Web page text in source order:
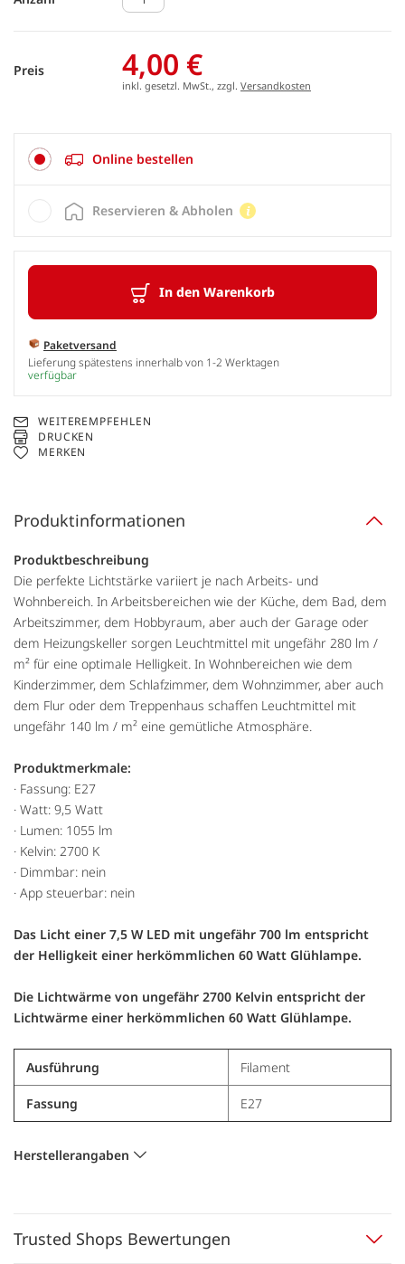
Preis 4,00 €
inkl. gesetzl. MwSt., zzgl. Versandkosten
Online bestellen
In den Warenkorb
Paketversand
Lieferung spätestens innerhalb von 1-2 Werktagen
verfügbar
Reservieren & Abholen
WEITEREMPFEHLEN
DRUCKEN
MERKEN
Produktinformationen
Produktbeschreibung
Die perfekte Lichtstärke variiert je nach Arbeits- und
Wohnbereich. In Arbeitsbereichen wie der Küche, dem Bad, dem
Arbeitszimmer, dem Hobbyraum, aber auch der Garage oder
dem Heizungskeller sorgen Leuchtmittel mit ungefähr 280 lm /
m² für eine optimale Helligkeit. In Wohnbereichen wie dem
Kinderzimmer, dem Schlafzimmer, dem Wohnzimmer, aber auch
dem Flur oder dem Treppenhaus schaffen Leuchtmittel mit
ungefähr 140 lm / m² eine gemütliche Atmosphäre.
Produktmerkmale:
· Fassung: E27
· Watt: 9,5 Watt
· Lumen: 1055 lm
· Kelvin: 2700 K
· Dimmbar: nein
· App steuerbar: nein
Das Licht einer 7,5 W LED mit ungefähr 700 lm entspricht
der Helligkeit einer herkömmlichen 60 Watt Glühlampe.
Die Lichtwärme von ungefähr 2700 Kelvin entspricht der
Lichtwärme einer herkömmlichen 60 Watt Glühlampe.
Ausführung Filament
Fassung E27
Herstellerangaben
Trusted Shops Bewertungen